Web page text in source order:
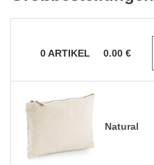
0ARTIKEL 0.00 €
Natural